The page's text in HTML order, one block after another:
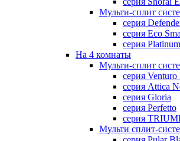
Мульти-сплит
серия
серия Eco
серия
На 4 комнаты
Мульти-сплит
серия Venturo
серия Attica
серия Gloria
серия Perfetto
серия
Мульти сплит-